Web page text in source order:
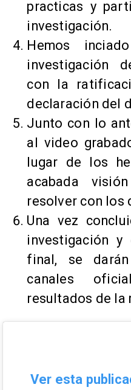
practicas y
investigación.
Hemos
investigación
con la
declaración del
Junto con lo
al video
lugar de los
acabada
resolver con los
Una vez
investigación
final, se
canales
resultados de la
Ver esta